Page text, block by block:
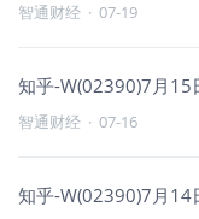
智通财经 · 07-19
知乎-W(02390)7月
智通财经 · 07-16
知乎-W(02390)7月